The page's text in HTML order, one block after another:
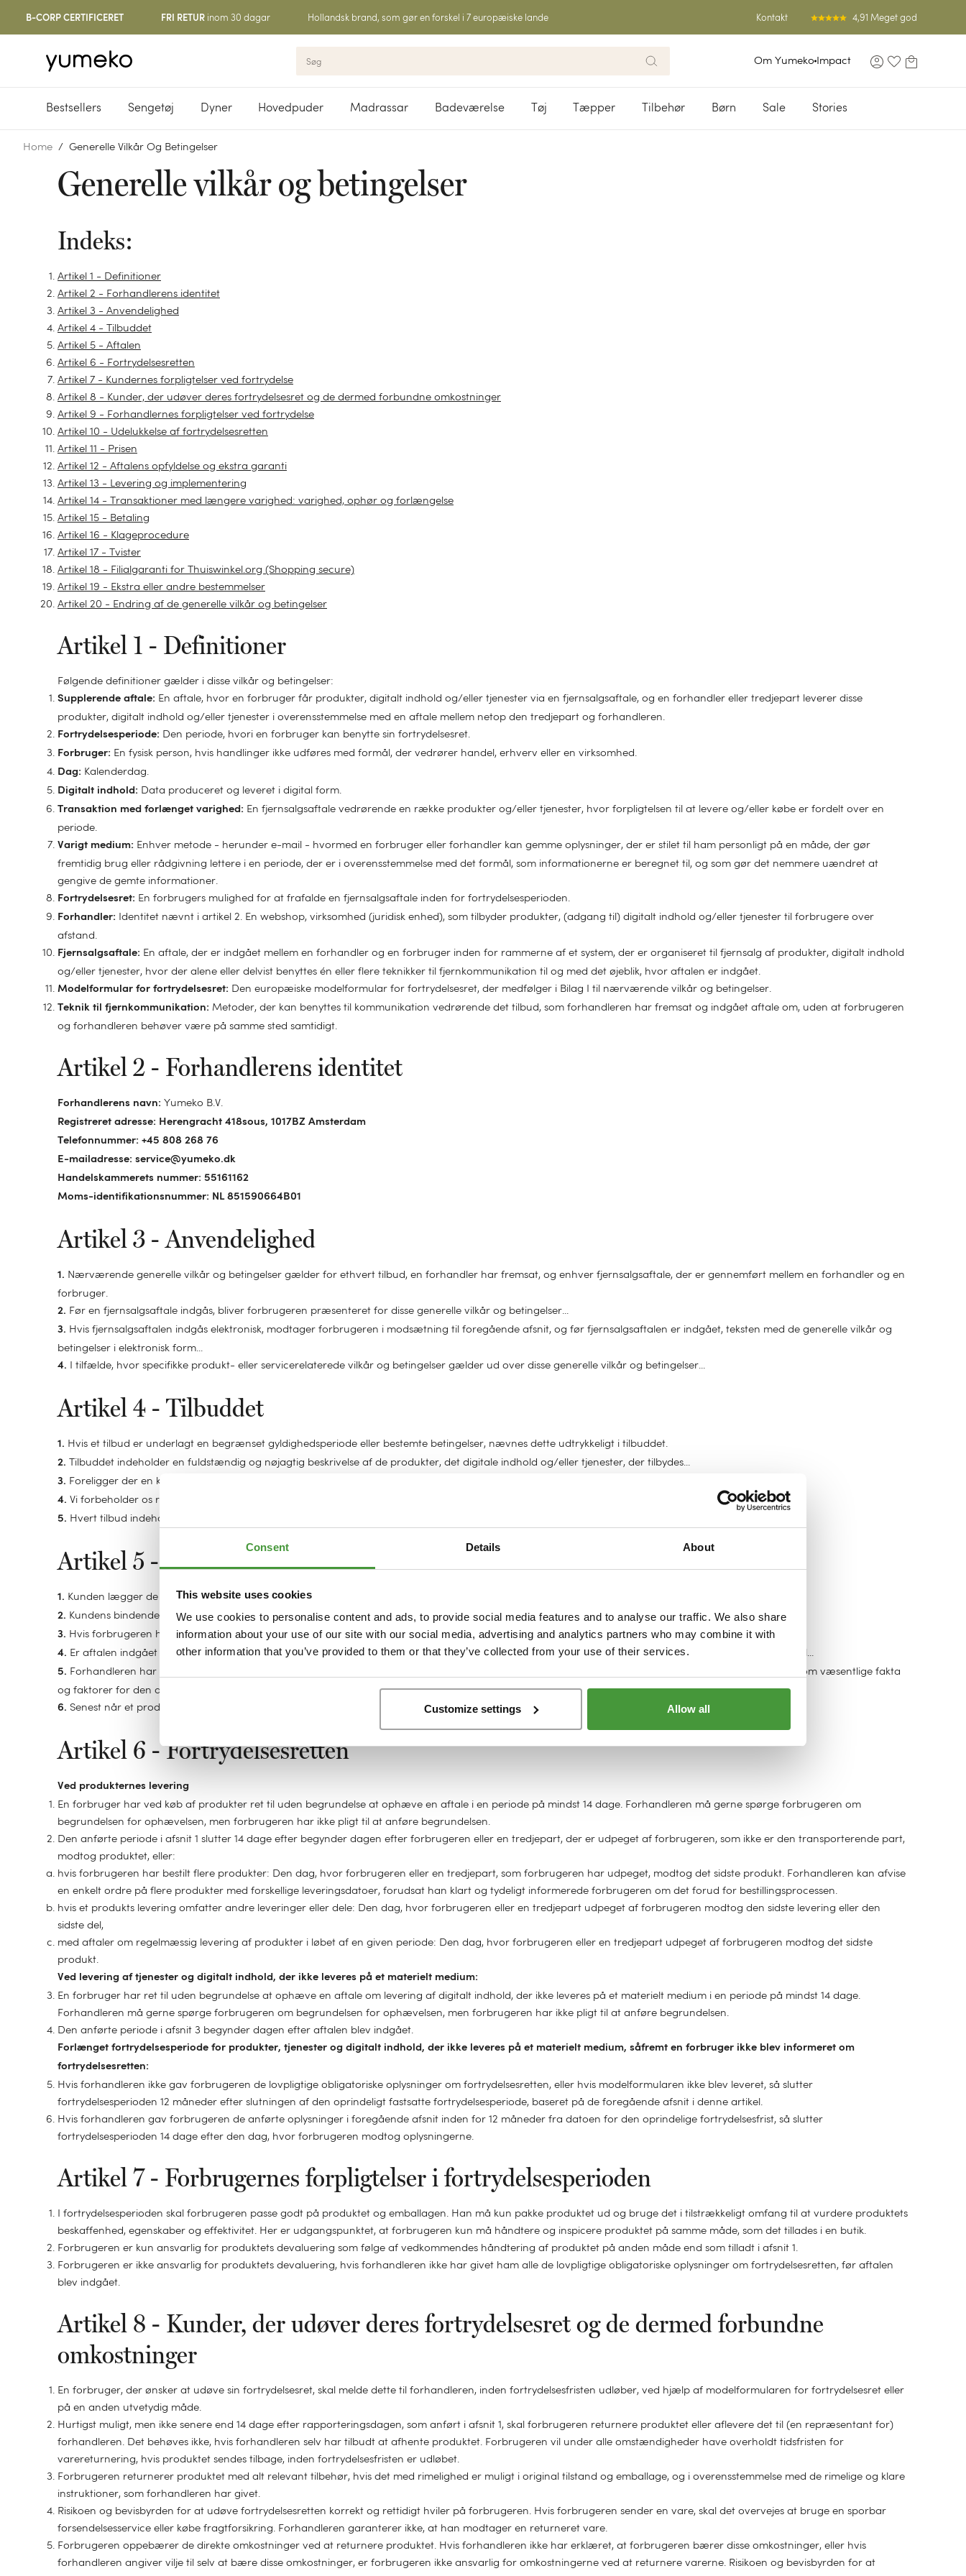
Consent Details About
This website uses cookies
We use cookies to personalise content and ads, to provide social media features and to analyse our traffic. We also share
information about your use of our site with our social media, advertising and analytics partners who may combine it with
other information that you’ve provided to them or that they’ve collected from your use of their services.
Customize settings Allow all
B-CORP CERTIFICERET FRI RETUR inom 30 dagar Hollandsk brand, som gør en forskel i 7 europæiske lande Kontakt 4,91 Meget god
Om Yumeko Impact
Bestsellers Sengetøj Dyner Hovedpuder Madrassar Badeværelse Tøj Tæpper Tilbehør Børn Sale Stories
Home Generelle Vilkår Og Betingelser
Generelle vilkår og betingelser
Indeks:
Artikel 1 - Definitioner
Artikel 2 - Forhandlerens identitet
Artikel 3 - Anvendelighed
Artikel 4 - Tilbuddet
Artikel 5 - Aftalen
Artikel 6 - Fortrydelsesretten
Artikel 7 - Kundernes forpligtelser ved fortrydelse
Artikel 8 - Kunder, der udøver deres fortrydelsesret og de dermed forbundne omkostninger
Artikel 9 - Forhandlernes forpligtelser ved fortrydelse
Artikel 10 - Udelukkelse af fortrydelsesretten
Artikel 11 - Prisen
Artikel 12 - Aftalens opfyldelse og ekstra garanti
Artikel 13 - Levering og implementering
Artikel 14 - Transaktioner med længere varighed: varighed, ophør og forlængelse
Artikel 15 - Betaling
Artikel 16 - Klageprocedure
Artikel 17 - Tvister
Artikel 18 - Filialgaranti for Thuiswinkel.org (Shopping secure)
Artikel 19 - Ekstra eller andre bestemmelser
Artikel 20 - Endring af de generelle vilkår og betingelser
Artikel 1 - Definitioner
Følgende definitioner gælder i disse vilkår og betingelser:
Supplerende aftale: En aftale, hvor en forbruger får produkter, digitalt indhold og/eller tjenester via en fjernsalgsaftale, og en forhandler eller tredjepart leverer disse
produkter, digitalt indhold og/eller tjenester i overensstemmelse med en aftale mellem netop den tredjepart og forhandleren.
Fortrydelsesperiode: Den periode, hvori en forbruger kan benytte sin fortrydelsesret.
Forbruger: En fysisk person, hvis handlinger ikke udføres med formål, der vedrører handel, erhverv eller en virksomhed.
Dag: Kalenderdag.
Digitalt indhold: Data produceret og leveret i digital form.
Transaktion med forlænget varighed: En fjernsalgsaftale vedrørende en række produkter og/eller tjenester, hvor forpligtelsen til at levere og/eller købe er fordelt over en
periode.
Varigt medium: Enhver metode - herunder e-mail - hvormed en forbruger eller forhandler kan gemme oplysninger, der er stilet til ham personligt på en måde, der gør
fremtidig brug eller rådgivning lettere i en periode, der er i overensstemmelse med det formål, som informationerne er beregnet til, og som gør det nemmere uændret at
gengive de gemte informationer.
Fortrydelsesret: En forbrugers mulighed for at frafalde en fjernsalgsaftale inden for fortrydelsesperioden.
Forhandler: Identitet nævnt i artikel 2. En webshop, virksomhed (juridisk enhed), som tilbyder produkter, (adgang til) digitalt indhold og/eller tjenester til forbrugere over
afstand.
Fjernsalgsaftale: En aftale, der er indgået mellem en forhandler og en forbruger inden for rammerne af et system, der er organiseret til fjernsalg af produkter, digitalt indhold
og/eller tjenester, hvor der alene eller delvist benyttes én eller flere teknikker til fjernkommunikation til og med det øjeblik, hvor aftalen er indgået.
Modelformular for fortrydelsesret: Den europæiske modelformular for fortrydelsesret, der medfølger i Bilag I til nærværende vilkår og betingelser.
Teknik til fjernkommunikation: Metoder, der kan benyttes til kommunikation vedrørende det tilbud, som forhandleren har fremsat og indgået aftale om, uden at forbrugeren
og forhandleren behøver være på samme sted samtidigt.
Artikel 2 - Forhandlerens identitet
Forhandlerens navn: Yumeko B.V.
Registreret adresse: Herengracht 418sous, 1017BZ Amsterdam
Telefonnummer: +45 808 268 76
E-mailadresse: service@yumeko.dk
Handelskammerets nummer: 55161162
Moms-identifikationsnummer: NL 851590664B01
Artikel 3 - Anvendelighed
1. Nærværende generelle vilkår og betingelser gælder for ethvert tilbud, en forhandler har fremsat, og enhver fjernsalgsaftale, der er gennemført mellem en forhandler og en
forbruger.
2. Før en fjernsalgsaftale indgås, bliver forbrugeren præsenteret for disse generelle vilkår og betingelser...
3. Hvis fjernsalgsaftalen indgås elektronisk, modtager forbrugeren i modsætning til foregående afsnit, og før fjernsalgsaftalen er indgået, teksten med de generelle vilkår og
betingelser i elektronisk form...
4. I tilfælde, hvor specifikke produkt- eller servicerelaterede vilkår og betingelser gælder ud over disse generelle vilkår og betingelser...
Artikel 4 - Tilbuddet
1. Hvis et tilbud er underlagt en begrænset gyldighedsperiode eller bestemte betingelser, nævnes dette udtrykkeligt i tilbuddet.
2. Tilbuddet indeholder en fuldstændig og nøjagtig beskrivelse af de produkter, det digitale indhold og/eller tjenester, der tilbydes...
3. Foreligger der en kontrakt, er forhandleren ikke bundet af åbenlyse fejl eller ægte og ærlige prisfejl, som en forbruger burde have bemærket.
4. Vi forbeholder os ret til at begrænse eller forbyde ordrer, der efter vores skøn ser ud til at være afgivet af forhandlere, videresælgere eller distributører.
5. Hvert tilbud indeholder oplysninger, der forklarer forbrugeren de rettigheder og forpligterlser, der er forbundet med at acceptere tilbuddet.
Artikel 5 - Aftalen
1. Kunden lægger de valgte produkter i indkøbsvognen...
2. Kundens bindende ordre for de produkter/tjenester, der er i indkøbsvognen, afgives ved at klikke på knappen til formålet...
3. Hvis forbrugeren har accepteret tilbuddet i elektronisk form, bekræfter forhandleren straks med en elektronisk kvittering for accept af tilbuddet...
4. Er aftalen indgået elektronisk, træffer forhandleren passende tekniske og organisatoriske foranstaltninger, der skal sikre den elektroniske dataoverførsel...
5. Forhandleren har lov til at skaffe oplysninger - inden for de lovbestemte rammer - om forbrugerens evne til at opfylde sine betalingsforpligtelser samt om væsentlige fakta
og faktorer for den ansvarlige indgåelse af fjernsalgsaftalen...
6. Senest når et produkt, en tjeneste eller digitalt indhold leveres, sender forhandlere forbrugeren følgende oplysninger skriftligt eller på en sådan måde...
Artikel 6 - Fortrydelsesretten
Ved produkternes levering
En forbruger har ved køb af produkter ret til uden begrundelse at ophæve en aftale i en periode på mindst 14 dage. Forhandleren må gerne spørge forbrugeren om
begrundelsen for ophævelsen, men forbrugeren har ikke pligt til at anføre begrundelsen.
Den anførte periode i afsnit 1 slutter 14 dage efter begynder dagen efter forbrugeren eller en tredjepart, der er udpeget af forbrugeren, som ikke er den transporterende part,
modtog produktet, eller:
hvis forbrugeren har bestilt flere produkter: Den dag, hvor forbrugeren eller en tredjepart, som forbrugeren har udpeget, modtog det sidste produkt. Forhandleren kan afvise
en enkelt ordre på flere produkter med forskellige leveringsdatoer, forudsat han klart og tydeligt informerede forbrugeren om det forud for bestillingsprocessen.
hvis et produkts levering omfatter andre leveringer eller dele: Den dag, hvor forbrugeren eller en tredjepart udpeget af forbrugeren modtog den sidste levering eller den
sidste del,
med aftaler om regelmæssig levering af produkter i løbet af en given periode: Den dag, hvor forbrugeren eller en tredjepart udpeget af forbrugeren modtog det sidste
produkt.
Ved levering af tjenester og digitalt indhold, der ikke leveres på et materielt medium:
En forbruger har ret til uden begrundelse at ophæve en aftale om levering af digitalt indhold, der ikke leveres på et materielt medium i en periode på mindst 14 dage.
Forhandleren må gerne spørge forbrugeren om begrundelsen for ophævelsen, men forbrugeren har ikke pligt til at anføre begrundelsen.
Den anførte periode i afsnit 3 begynder dagen efter aftalen blev indgået.
Forlænget fortrydelsesperiode for produkter, tjenester og digitalt indhold, der ikke leveres på et materielt medium, såfremt en forbruger ikke blev informeret om
fortrydelsesretten:
Hvis forhandleren ikke gav forbrugeren de lovpligtige obligatoriske oplysninger om fortrydelsesretten, eller hvis modelformularen ikke blev leveret, så slutter
fortrydelsesperioden 12 måneder efter slutningen af den oprindeligt fastsatte fortrydelsesperiode, baseret på de foregående afsnit i denne artikel.
Hvis forhandleren gav forbrugeren de anførte oplysninger i foregående afsnit inden for 12 måneder fra datoen for den oprindelige fortrydelsesfrist, så slutter
fortrydelsesperioden 14 dage efter den dag, hvor forbrugeren modtog oplysningerne.
Artikel 7 - Forbrugernes forpligtelser i fortrydelsesperioden
I fortrydelsesperioden skal forbrugeren passe godt på produktet og emballagen. Han må kun pakke produktet ud og bruge det i tilstrækkeligt omfang til at vurdere produktets
beskaffenhed, egenskaber og effektivitet. Her er udgangspunktet, at forbrugeren kun må håndtere og inspicere produktet på samme måde, som det tillades i en butik.
Forbrugeren er kun ansvarlig for produktets devaluering som følge af vedkommendes håndtering af produktet på anden måde end som tilladt i afsnit 1.
Forbrugeren er ikke ansvarlig for produktets devaluering, hvis forhandleren ikke har givet ham alle de lovpligtige obligatoriske oplysninger om fortrydelsesretten, før aftalen
blev indgået.
Artikel 8 - Kunder, der udøver deres fortrydelsesret og de dermed forbundne
omkostninger
En forbruger, der ønsker at udøve sin fortrydelsesret, skal melde dette til forhandleren, inden fortrydelsesfristen udløber, ved hjælp af modelformularen for fortrydelsesret eller
på en anden utvetydig måde.
Hurtigst muligt, men ikke senere end 14 dage efter rapporteringsdagen, som anført i afsnit 1, skal forbrugeren returnere produktet eller aflevere det til (en repræsentant for)
forhandleren. Det behøves ikke, hvis forhandleren selv har tilbudt at afhente produktet. Forbrugeren vil under alle omstændigheder have overholdt tidsfristen for
varereturnering, hvis produktet sendes tilbage, inden fortrydelsesfristen er udløbet.
Forbrugeren returnerer produktet med alt relevant tilbehør, hvis det med rimelighed er muligt i original tilstand og emballage, og i overensstemmelse med de rimelige og klare
instruktioner, som forhandleren har givet.
Risikoen og bevisbyrden for at udøve fortrydelsesretten korrekt og rettidigt hviler på forbrugeren. Hvis forbrugeren sender en vare, skal det overvejes at bruge en sporbar
forsendelsesservice eller købe fragtforsikring. Forhandleren garanterer ikke, at han modtager en returneret vare.
Forbrugeren oppebærer de direkte omkostninger ved at returnere produktet. Hvis forhandleren ikke har erklæret, at forbrugeren bærer disse omkostninger, eller hvis
forhandleren angiver vilje til selv at bære disse omkostninger, er forbrugeren ikke ansvarlig for omkostningerne ved at returnere varerne. Risikoen og bevisbyrden for at